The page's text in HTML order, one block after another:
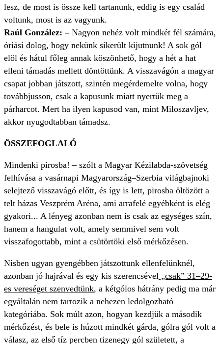
lesz, de most is össze kell tartanunk, eddig is egy család
voltunk, most is az vagyunk.
Raúl González: – Nagyon nehéz volt mindkét fél számára,
óriási dolog, hogy nekünk sikerült kijutnunk! A sok gól
elöl és hátul főleg annak köszönhető, hogy a hét a hat
elleni támadás mellett döntöttünk. A visszavágón a magyar
csapat jobban játszott, szintén megérdemelte volna, hogy
továbbjusson, csak a kapusunk miatt nyertük meg a
párharcot. Mert ha ilyen kapusod van, mint Miloszavljev,
akkor nyugodtabban támadsz.
ÖSSZEFOGLALÓ
Mindenki pirosba! – szólt a Magyar Kézilabda-szövetség
felhívása a vasárnapi Magyarország–Szerbia világbajnoki
selejtező visszavágó előtt, és így is lett, pirosba öltözött a
telt házas Veszprém Aréna, ami arrafelé egyébként is elég
gyakori... A lényeg azonban nem is csak az egységes szín,
hanem a hangulat volt, amely semmivel sem volt
visszafogottabb, mint a csütörtöki első mérkőzésen.
Nisben ugyan gyengébben játszottunk ellenfelünknél,
azonban jó hajrával és egy kis szerencsével „csak” 31–29-
es vereséget szenvedtünk, a kétgólos hátrány pedig ma már
egyáltalán nem tartozik a nehezen ledolgozható
kategóriába. Sok múlt azon, hogyan kezdjük a második
mérkőzést, és bele is húzott mindkét gárda, gólra gól volt a
válasz, az első tíz percben tizenegy gól született, a